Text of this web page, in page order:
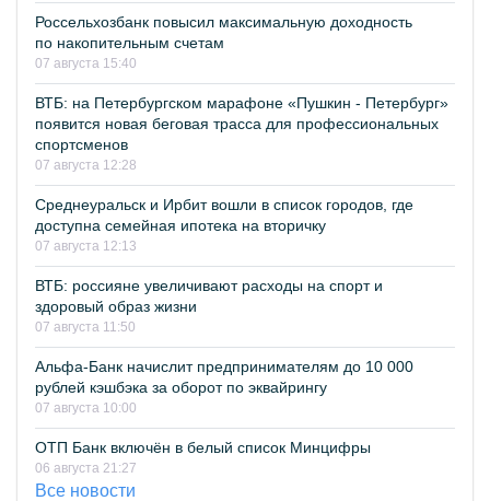
Россельхозбанк повысил максимальную доходность
по накопительным счетам
07 августа 15:40
ВТБ: на Петербургском марафоне «Пушкин - Петербург»
появится новая беговая трасса для профессиональных
спортсменов
07 августа 12:28
Среднеуральск и Ирбит вошли в список городов, где
доступна семейная ипотека на вторичку
07 августа 12:13
ВТБ: россияне увеличивают расходы на спорт и
здоровый образ жизни
07 августа 11:50
Альфа-Банк начислит предпринимателям до 10 000
рублей кэшбэка за оборот по эквайрингу
07 августа 10:00
ОТП Банк включён в белый список Минцифры
06 августа 21:27
Все новости